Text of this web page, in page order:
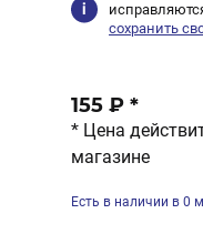
сохранить
155 ₽ *
* Цена
магазине
Есть в наличии в 0